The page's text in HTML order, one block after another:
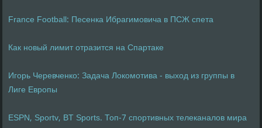
France Football: Песенка Ибрагимовича в ПСЖ спета
Как новый лимит отразится на Спартаке
Игорь Черевченко: Задача Локомотива - выход из группы в
Лиге Европы
ESPN, Sportv, BT Sports. Топ-7 спортивных телеканалов мира